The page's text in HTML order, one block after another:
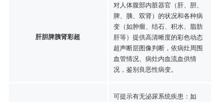
肝胆脾胰肾彩超
对人体腹部内脏器官（肝、胆、
脾、胰、双肾）的状况和各种病
变（如肿瘤、结石、积水、脂肪
肝等）提供高清晰度的彩色动态
超声断层图像判断，依病灶周围
血管情况、病灶内血流血供情
况，鉴别良恶性病变。
可提示有无泌尿系统疾患：如